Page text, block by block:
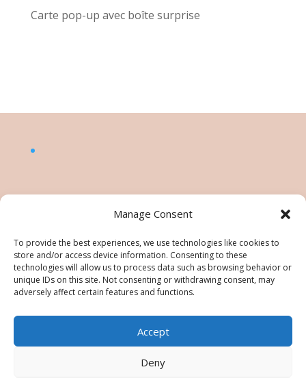
Manage Consent
To provide the best experiences, we use technologies like cookies to
store and/or access device information. Consenting to these
technologies will allow us to process data such as browsing behavior or
unique IDs on this site. Not consenting or withdrawing consent, may
adversely affect certain features and functions.
Accept
Deny
Carte pop-up avec boîte surprise
©Nésiris. Katia Picollier est Démonstratrice
indépendante pour Stampin' Up!®. Katia est
responsable du contenu de ce site, pour toute